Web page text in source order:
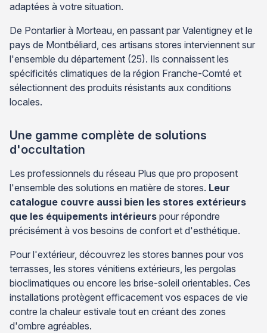
adaptées à votre situation.
De Pontarlier à Morteau, en passant par Valentigney et le
pays de Montbéliard, ces artisans stores interviennent sur
l'ensemble du département (25). Ils connaissent les
spécificités climatiques de la région Franche-Comté et
sélectionnent des produits résistants aux conditions
locales.
Une gamme complète de solutions
d'occultation
Les professionnels du réseau Plus que pro proposent
l'ensemble des solutions en matière de stores. Leur
catalogue couvre aussi bien les stores extérieurs
que les équipements intérieurs pour répondre
précisément à vos besoins de confort et d'esthétique.
Pour l'extérieur, découvrez les stores bannes pour vos
terrasses, les stores vénitiens extérieurs, les pergolas
bioclimatiques ou encore les brise-soleil orientables. Ces
installations protègent efficacement vos espaces de vie
contre la chaleur estivale tout en créant des zones
d'ombre agréables.